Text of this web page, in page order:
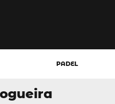
PADEL